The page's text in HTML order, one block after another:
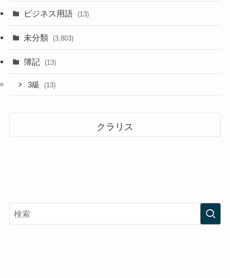
ビジネス用語 (13)
未分類 (3,803)
簿記 (13)
3級 (13)
クラリス